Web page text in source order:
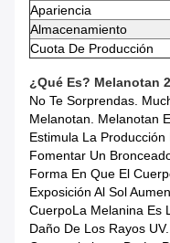
Apariencia
Almacenamiento
Cuota De Producción
¿Qué Es? Melanotan
No Te Sorprendas.
Melanotan. Melanotan
Estimula La
Fomentar Un
Forma En Que El
Exposición Al Sol
CuerpoLa Melanina Es
Daño De Los Rayos